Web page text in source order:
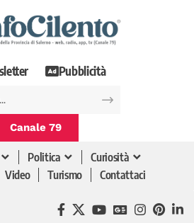
Pubblicità
Canale 79
Politica
Curiosità
Video Turismo Contattaci